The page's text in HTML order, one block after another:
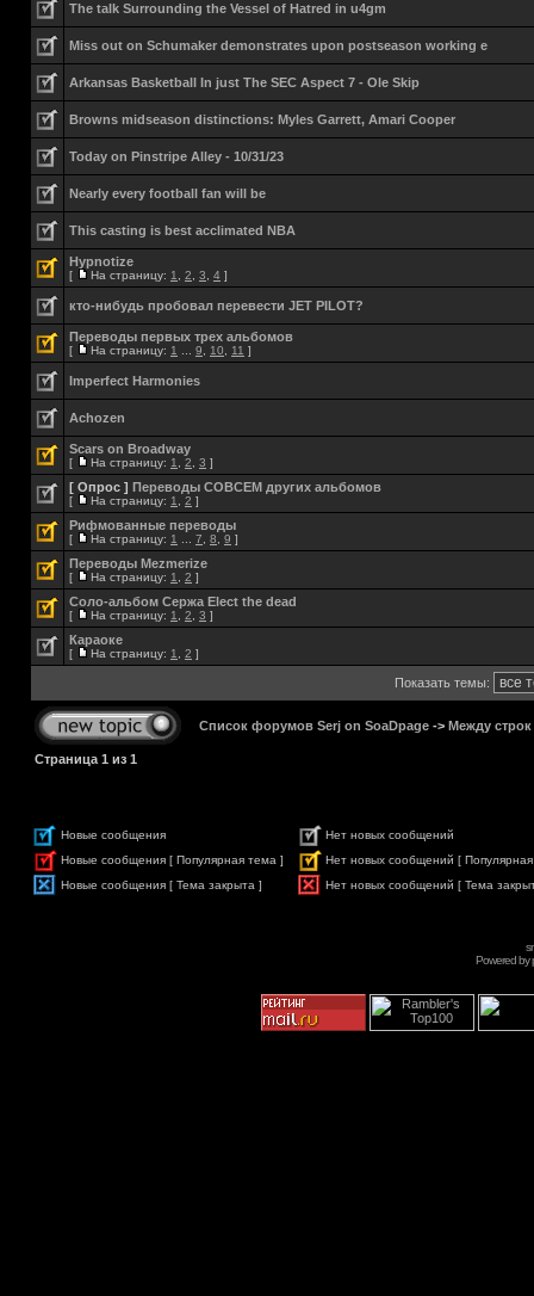
The talk Surrounding the Vessel of Hatred in u4gm
Miss out on Schumaker demonstrates upon postseason working e
Arkansas Basketball In just The SEC Aspect 7 - Ole Skip
Browns midseason distinctions: Myles Garrett, Amari Cooper
Today on Pinstripe Alley - 10/31/23
Nearly every football fan will be
This casting is best acclimated NBA
Hypnotize
[ На страницу: 1 2 3 4 ]
кто-нибудь пробовал перевести JET PILOT?
Переводы первых трех альбомов
[ На страницу: 1 9 10 11 ]
Imperfect Harmonies
Achozen
Scars on Broadway
[ На страницу: 1 2 3 ]
[ Опрос ] Переводы СОВСЕМ других альбомов
[ На страницу: 1 2 ]
Рифмованные переводы
[ На страницу: 1 7 8 9 ]
Переводы Mezmerize
[ На страницу: 1 2 ]
Соло-альбом Сержа Elect the dead
[ На страницу: 1 2 3 ]
Караоке
[ На страницу: 1 2 ]
Показать темы:
Список форумов Serj on SoaDpage -> Между строк
Страница 1 из 1
Новые сообщения
Нет новых сообщений
Новые сообщения [ Популярная тема ]
Нет новых сообщений [
Новые сообщения [ Тема закрыта ]
Нет новых сообщений [ Тема
Powered by